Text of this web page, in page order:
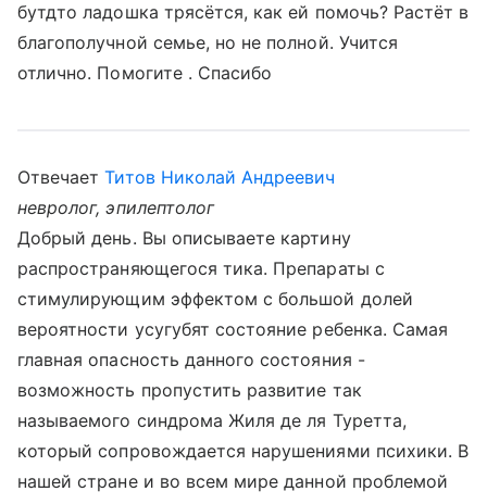
бутдто ладошка трясётся, как ей помочь? Растёт в
благополучной семье, но не полной. Учится
отлично. Помогите . Спасибо
ОтвечаетТитов Николай Андреевич
невролог, эпилептолог
Добрый день. Вы описываете картину
распространяющегося тика. Препараты с
стимулирующим эффектом с большой долей
вероятности усугубят состояние ребенка. Самая
главная опасность данного состояния -
возможность пропустить развитие так
называемого синдрома Жиля де ля Туретта,
который сопровождается нарушениями психики. В
нашей стране и во всем мире данной проблемой